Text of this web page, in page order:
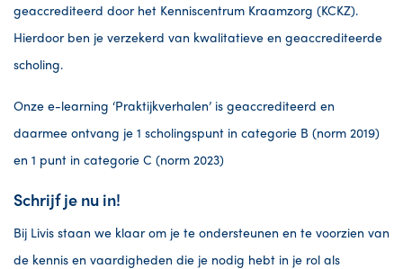
geaccrediteerd door het Kenniscentrum Kraamzorg (KCKZ).
Hierdoor ben je verzekerd van kwalitatieve en geaccrediteerde
scholing.
Onze e-learning ‘Praktijkverhalen’ is geaccrediteerd en
daarmee ontvang je 1 scholingspunt in categorie B (norm 2019)
en 1 punt in categorie C (norm 2023)
Schrijf je nu in!
Bij Livis staan we klaar om je te ondersteunen en te voorzien van
de kennis en vaardigheden die je nodig hebt in je rol als